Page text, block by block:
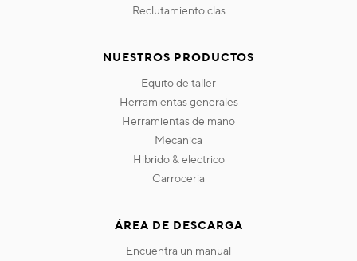
reclutamiento clas
NUESTROS PRODUCTOS
equito de taller
herramientas generales
herramientas de mano
mecanica
hibrido & electrico
carroceria
ÁREA DE DESCARGA
encuentra un manual